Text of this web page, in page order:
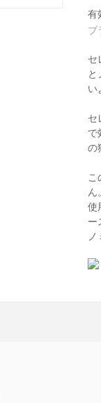
有
ブ
セ
と
い
セ
で
の
こ
ん
使
ー